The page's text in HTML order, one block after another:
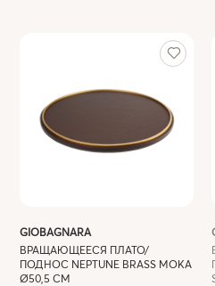
GIOBAGNARA
ВРАЩАЮЩЕЕСЯ ПЛАТО/
ПОДНОС NEPTUNE BRASS MOKA
Ø50,5 СМ